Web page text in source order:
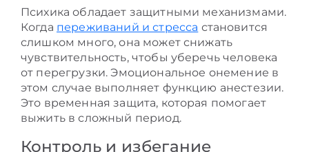
Психика обладает защитными механизмами.
Когда переживаний и стресса становится
слишком много, она может снижать
чувствительность, чтобы уберечь человека
от перегрузки. Эмоциональное онемение в
этом случае выполняет функцию анестезии.
Это временная защита, которая помогает
выжить в сложный период.
Контроль и избегание